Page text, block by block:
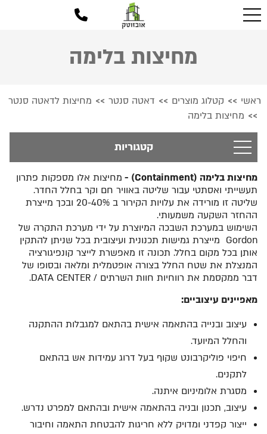
מחיצות בלימה
ראשי >> קטלוג מוצרים >> דאטה סנטר >> מחיצות לדאטה סנטר
>> מחיצות בלימה
קטגוריות
מחיצות בלימה (Containment) -
מחיצות אלו מספקות פתרון
תעשייתי ואסתטי עבור שליטה באוויר חם וקר בחלל החדר.
שליטה זו מורידה את עלויות הקירור ב 20-40% ובכך מייצרת
ההחזר השקעה משמעותי.
השימוש במערכת השבכה המיוצרת על ידי מערכת התקרה של
Gordon מייצרת גמישות תכנונית ועיצובית בכל שניתן להתקין
אותן בכל מקום בחלל. תכונה זו מאפשרת לייצר קונפיגורציה
המנצלת את שטח החלל בצורה אופטמלית ומלאה ובסופו של
דבר ממקסמת את רווחיות חוות השרתים / DATA CENTER.
מאפיינים עיצוביים:
עיצוב ובנייה בהתאמה אישית בהתאם למגבלות ההתקנה
והחלל המיועד.
חיפוי פוליקרבונט שקוף בעל דרוג עמידות אש בהתאם
לתקנים.
מסגרת אלומיניום איתנה.
עיצוב, תכנון ובניה בהתאמה אישית ובהתאם למפרט נדרש.
ייצור קפדני ומדויק ללא חריגות להבטחת התאמה וחיבור